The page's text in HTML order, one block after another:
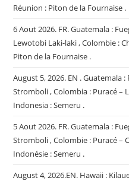
Réunion : Piton de la Fournaise .
6 Aout 2026. FR. Guatemala :
Lewotobi Laki-laki , Colombie :
Piton de la Fournaise .
August 5, 2026. EN . Guatemala
Stromboli , Colombia : Puracé –
Indonesia : Semeru .
5 Aout 2026. FR. Guatemala :
Stromboli , Colombie : Puracé –
Indonésie : Semeru .
August 4, 2026.EN. Hawaii :